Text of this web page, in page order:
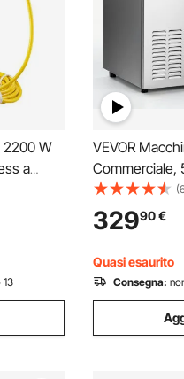
2200 W
a
con
VEVOR
Commerciale,
Capacità di
Cubetti per
Sottobanco in
LED,
32990€
Quasi esaurito
Consegna: